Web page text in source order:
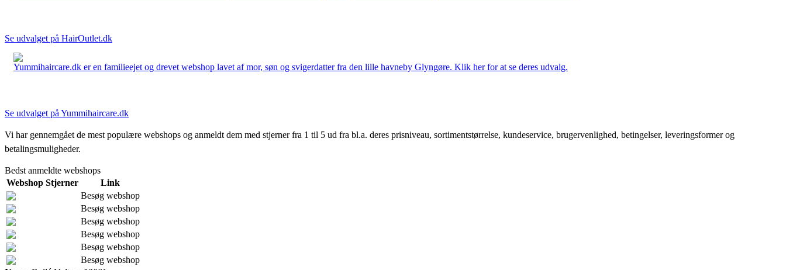
Se udvalget på HairOutlet.dk
Yummihaircare.dk er en familieejet og drevet webshop lavet af mor, søn og svigerdatter fra den lille havneby Glyngøre. Klik her for at se deres udvalg.
Se udvalget på Yummihaircare.dk
Vi har gennemgået de mest populære webshops og anmeldt dem med stjerner fra 1 til 5 ud fra bl.a. deres prisniveau, sortimentstørrelse, kundeservice, brugervenlighed, betingelser, leveringsformer og
betalingsmuligheder.
Bedst anmeldte webshops
Webshop Stjerner
Link
Besøg webshop
Besøg webshop
Besøg webshop
Besøg webshop
Besøg webshop
Besøg webshop